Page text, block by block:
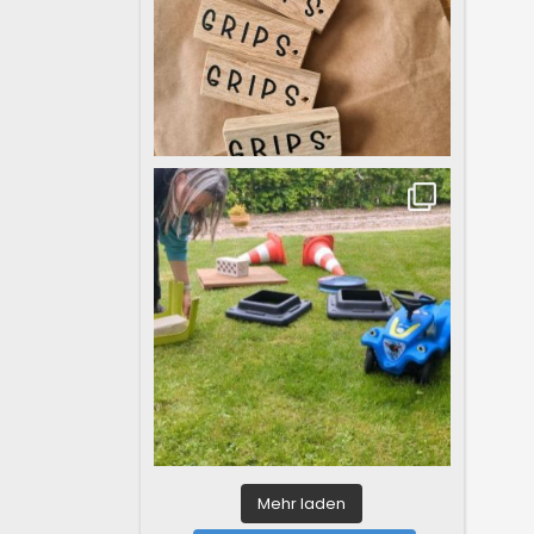
Mehr laden